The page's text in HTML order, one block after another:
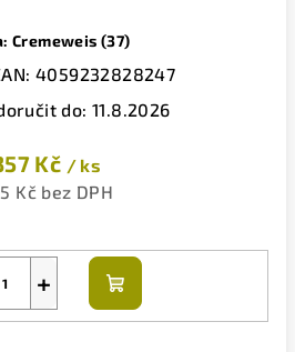
Cremeweis (37)
4059232828247
do: 11.8.2026
Kč / ks
Kč bez DPH
+
Do
košíku